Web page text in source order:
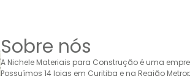
Sobre nós
A Nichele Materiais para Construção é uma
Possuímos 14 lojas em Curitiba e na Região